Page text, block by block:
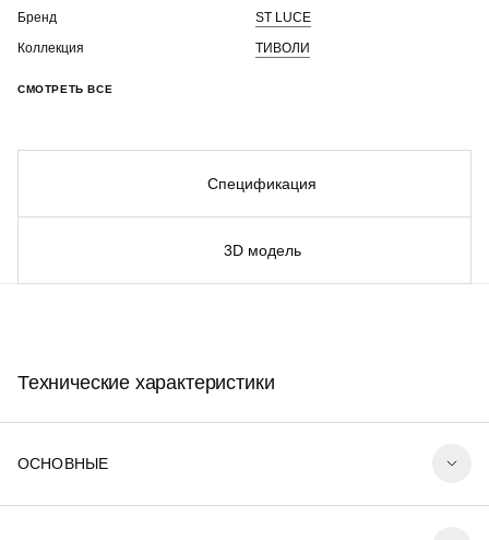
Бренд
ST LUCE
Коллекция
ТИВОЛИ
СМОТРЕТЬ ВСЕ
Спецификация
3D модель
Технические характеристики
ОСНОВНЫЕ